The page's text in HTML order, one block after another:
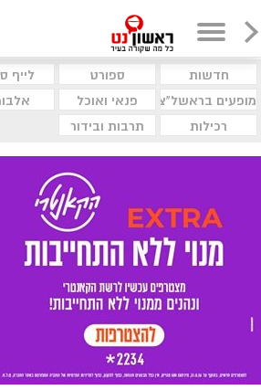
חדשות ספורט לייף
מופעים בראשל"צ
פנאי ואוכל
רכילות
תרבות ובידור